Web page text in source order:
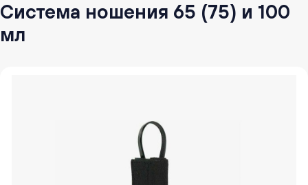
Система ношения 65 (75) и 100
мл